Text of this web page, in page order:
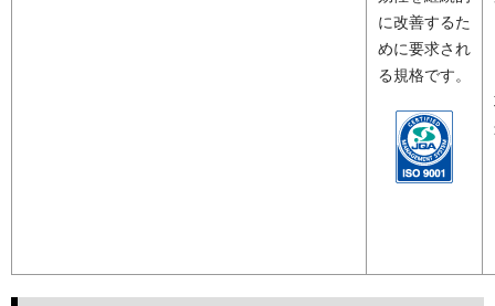
に改善するた
めに要求され
る規格です。